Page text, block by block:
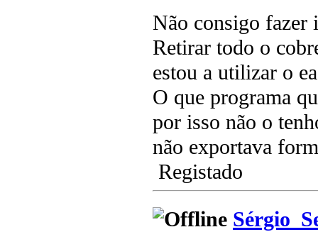
Não consigo fazer
Retirar todo o
estou a utilizar o
O que programa
por isso não o
não exportava
Registado